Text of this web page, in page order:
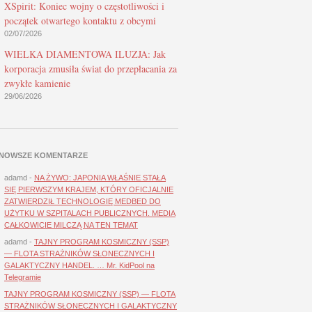
XSpirit: Koniec wojny o częstotliwości i
początek otwartego kontaktu z obcymi
02/07/2026
WIELKA DIAMENTOWA ILUZJA: Jak
korporacja zmusiła świat do przepłacania za
zwykłe kamienie
29/06/2026
KOMENTARZE
adamd - NA ŻYWO: JAPONIA WŁAŚNIE STAŁA
SIĘ PIERWSZYM KRAJEM, KTÓRY OFICJALNIE
ZATWIERDZIŁ TECHNOLOGIĘ MEDBED DO
UŻYTKU W SZPITALACH PUBLICZNYCH. MEDIA
CAŁKOWICIE MILCZĄ NA TEN TEMAT
adamd - TAJNY PROGRAM KOSMICZNY (SSP)
— FLOTA STRAŻNIKÓW SŁONECZNYCH I
GALAKTYCZNY HANDEL. … Mr. KidPool na
Telegramie
TAJNY PROGRAM KOSMICZNY (SSP) — FLOTA
STRAŻNIKÓW SŁONECZNYCH I GALAKTYCZNY